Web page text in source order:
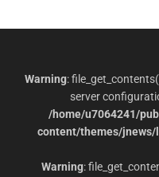
Warning:
server
/home/u7064241/
content/themes/
Warning: